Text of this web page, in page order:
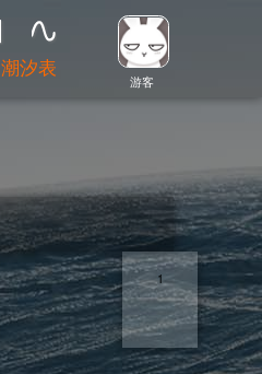
游客
潮汐表
1